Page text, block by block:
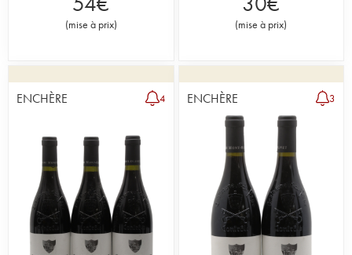
(mise à prix) (mise à prix)
ENCHÈRE 4 ENCHÈRE 3